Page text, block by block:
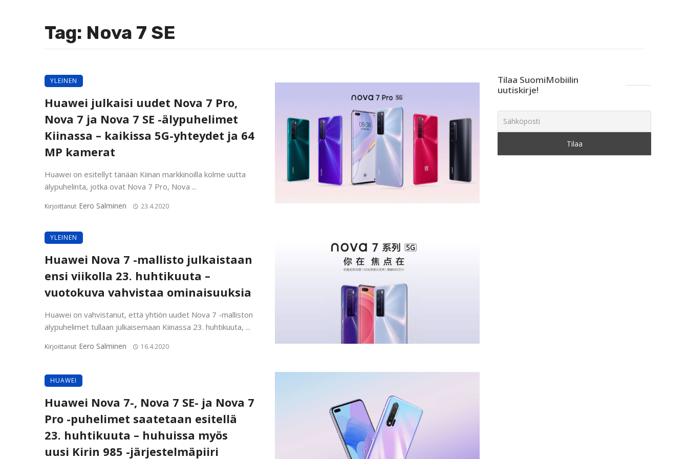
Tag: Nova 7 SE
YLEINEN
Huawei julkaisi uudet Nova 7 Pro,
Nova 7 ja Nova 7 SE -älypuhelimet
Kiinassa – kaikissa 5G-yhteydet ja 64
MP kamerat
Huawei on esitellyt tänään Kiinan markkinoilla kolme uutta
älypuhelinta, jotka ovat Nova 7 Pro, Nova ...
Kirjoittanut Eero Salminen 23.4.2020
YLEINEN
Huawei Nova 7 -mallisto julkaistaan
ensi viikolla 23. huhtikuuta –
vuotokuva vahvistaa ominaisuuksia
Huawei on vahvistanut, että yhtiön uudet Nova 7 -malliston
älypuhelimet tullaan julkaisemaan Kiinassa 23. huhtikuuta, ...
Kirjoittanut Eero Salminen 16.4.2020
HUAWEI
Huawei Nova 7-, Nova 7 SE- ja Nova 7
Pro -puhelimet saatetaan esitellä
23. huhtikuuta – huhuissa myös
uusi Kirin 985 -järjestelmäpiiri
Tilaa SuomiMobiilin
uutiskirje!